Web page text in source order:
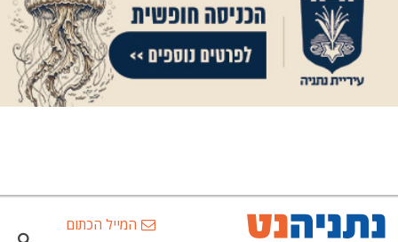
המייל הכתום